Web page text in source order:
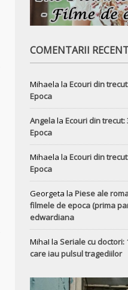
COMENTARII
Mihaela la Ecouri din
Epoca
Angelala Ecouri din
Epoca
Mihaela la Ecouri din
Epoca
Georgeta la Piese ale
filmele de epoca (prima
edwardiana
MihaI la Seriale cu doctori:
care iau pulsul tragediilor